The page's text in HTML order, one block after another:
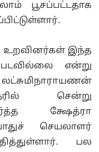
பூசப்பட்டதாக
உறவினர்கள் இந்த
என்று
சென்று
க்ஷேத்ரா
செயலாளர்
பல